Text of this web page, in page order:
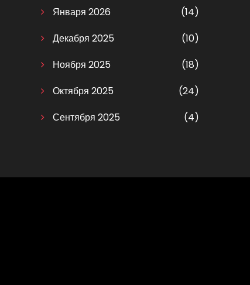
Января 2026
(14)
Декабря 2025
(10)
Ноября 2025
(18)
Октября 2025
(24)
Сентября 2025
(4)